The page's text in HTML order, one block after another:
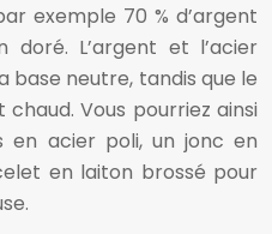
exemple 70 % d’argent
doré. L’argent et l’acier
base neutre, tandis que le
Vous pourriez ainsi
en acier poli, un jonc en
en laiton brossé pour